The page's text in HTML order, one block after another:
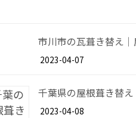
市川市の瓦葺き替え
2023-04-07
千葉県の屋根葺き替
2023-04-08